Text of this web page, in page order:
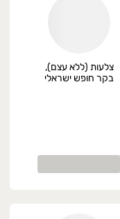
צלעות (ללא עצם),
בקר חופש ישראלי